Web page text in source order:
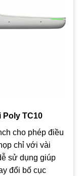
TC10
cho phép điều
chỉ với vài
sử dụng giúp
đổi bố cục